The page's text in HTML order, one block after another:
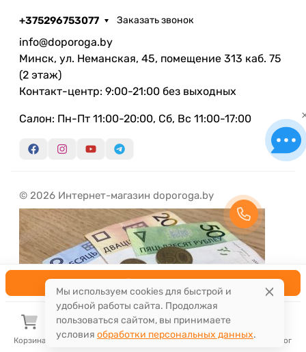
В корзину
Корзина Избранное Сравнение Поиск Каталог
+375296753077 Заказать звонок
info@doporoga.by
Минск, ул. Неманская, 45, помещение 313 каб. 75
(2 этаж)
Контакт-центр: 9:00-21:00 без выходных
Салон: Пн-Пт 11:00-20:00, Сб, Вс 11:00-17:00
© 2026 Интернет-магазин doporoga.by
Мы используем cookies для быстрой и
удобной работы сайта. Продолжая
пользоваться сайтом, вы принимаете
условия обработки персональных данных.